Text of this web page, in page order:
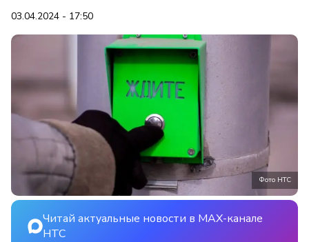
03.04.2024 - 17:50
Фото НТС
Читай актуальные новости в MAX-канале
НТС